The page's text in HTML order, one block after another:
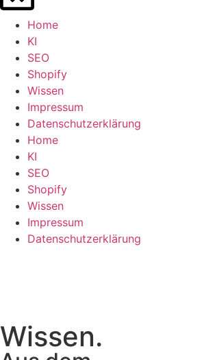
Home
KI
SEO
Shopify
Wissen
Impressum
Datenschutzerklärung
Home
KI
SEO
Shopify
Wissen
Impressum
Datenschutzerklärung
Wissen.